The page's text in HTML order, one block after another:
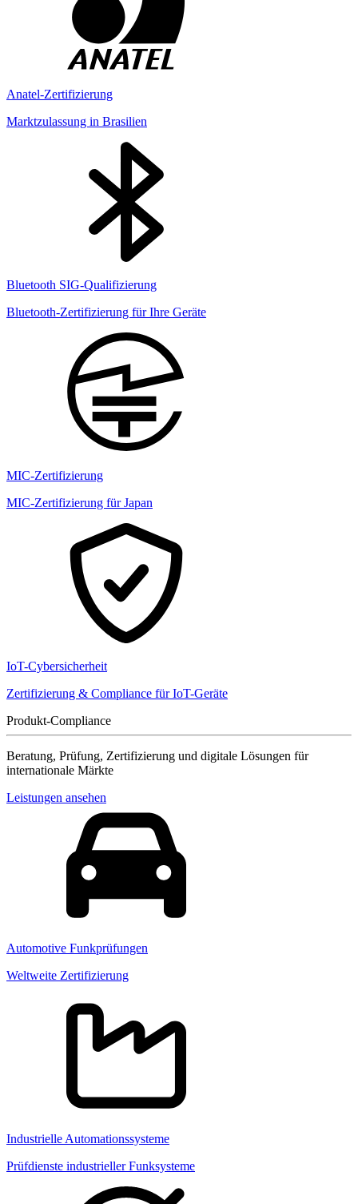
Anatel-Zertifizierung
Marktzulassung in Brasilien
Bluetooth SIG-Qualifizierung
Bluetooth-Zertifizierung für Ihre Geräte
MIC-Zertifizierung
MIC-Zertifizierung für Japan
IoT-Cybersicherheit
Zertifizierung & Compliance für IoT-Geräte
Produkt-Compliance
Beratung, Prüfung, Zertifizierung und digitale Lösungen für
internationale Märkte
Leistungen ansehen
Automotive Funkprüfungen
Weltweite Zertifizierung
Industrielle Automationssysteme
Prüfdienste industrieller Funksysteme